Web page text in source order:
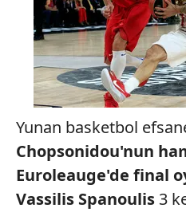
Yunan basketbol
Chopsonidou'nun
Euroleauge'de final
Vassilis Spanoulis 3